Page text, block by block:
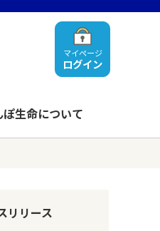
マイページ
ログイン
ぽ生命について
リリース